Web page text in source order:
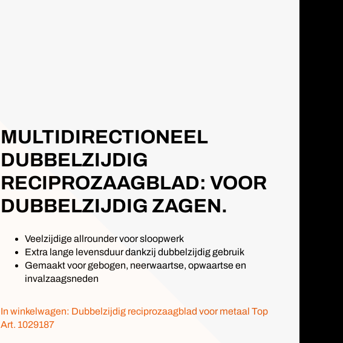
MULTIDIRECTIONEEL
DUBBELZIJDIG
RECIPROZAAGBLAD: VOOR
DUBBELZIJDIG ZAGEN.
Veelzijdige allrounder voor sloopwerk
Extra lange levensduur dankzij dubbelzijdig gebruik
Gemaakt voor gebogen, neerwaartse, opwaartse en
invalzaagsneden
In winkelwagen: Dubbelzijdig reciprozaagblad voor metaal Top
Art. 1029187